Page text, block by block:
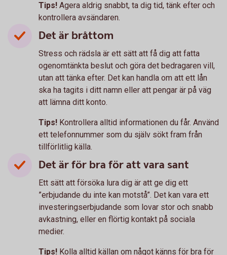
Tips! Agera aldrig snabbt, ta dig tid, tänk efter och
kontrollera avsändaren.
Det är bråttom
Stress och rädsla är ett sätt att få dig att fatta
ogenomtänkta beslut och göra det bedragaren vill,
utan att tänka efter. Det kan handla om att ett lån
ska ha tagits i ditt namn eller att pengar är på väg
att lämna ditt konto.
Tips! Kontrollera alltid informationen du får. Använd
ett telefonnummer som du själv sökt fram från
tillförlitlig källa.
Det är för bra för att vara sant
Ett sätt att försöka lura dig är att ge dig ett
”erbjudande du inte kan motstå”. Det kan vara ett
investeringserbjudande som lovar stor och snabb
avkastning, eller en flörtig kontakt på sociala
medier.
Tips! Kolla alltid källan om något känns för bra för